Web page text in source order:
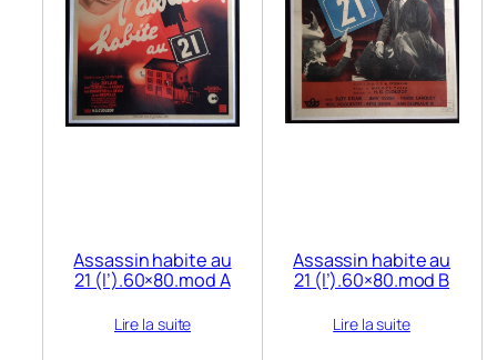
Assassin habite au
21 (l’).60×80.mod A
Lire la suite
Assassin habite au
21 (l’).60×80.mod B
Lire la suite